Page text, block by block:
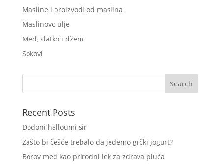
Masline i proizvodi od maslina
Maslinovo ulje
Med, slatko i džem
Sokovi
Recent Posts
Dodoni halloumi sir
Zašto bi češće trebalo da jedemo grčki jogurt?
Borov med kao prirodni lek za zdrava pluća